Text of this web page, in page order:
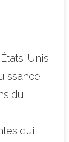
Unis
du
qui